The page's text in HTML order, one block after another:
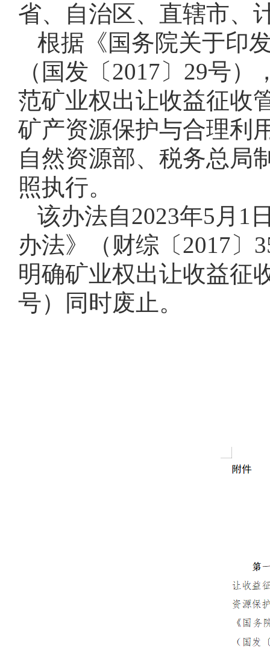
省、自治区、直辖市、
根据《国务院关于印
（国发〔2017〕29号
范矿业权出让收益征收
矿产资源保护与合理利
自然资源部、税务总局
照执行。
该办法自2023年5月1
办法》（财综〔2017〕
明确矿业权出让收益征
号）同时废止。